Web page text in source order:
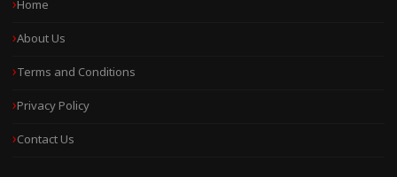
Home
About Us
Terms and Conditions
Privacy Policy
Contact Us